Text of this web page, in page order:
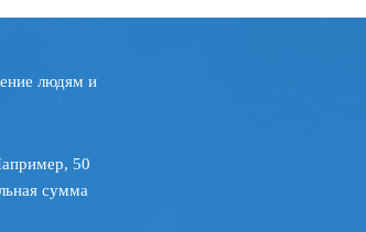
людям и
50
сумма